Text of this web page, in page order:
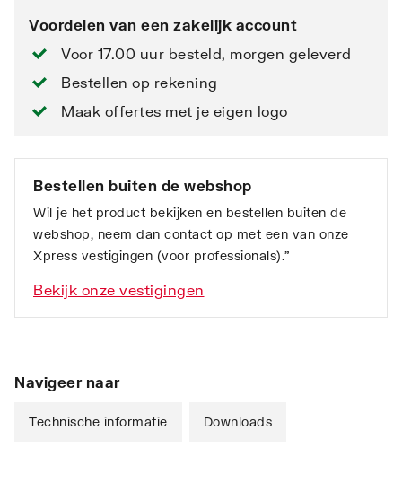
Voordelen van een zakelijk account
Voor 17.00 uur besteld, morgen geleverd
Bestellen op rekening
Maak offertes met je eigen logo
Bestellen buiten de webshop
Wil je het product bekijken en bestellen buiten de
webshop, neem dan contact op met een van onze
Xpress vestigingen (voor professionals).”
Bekijk onze vestigingen
Navigeer naar
Technische informatie Downloads